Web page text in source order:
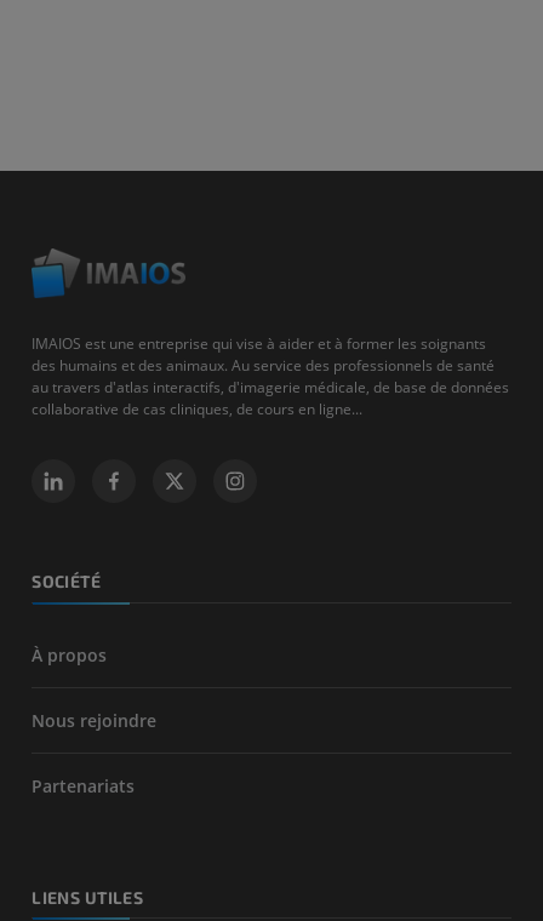
IMAIOS est une entreprise qui vise à aider et à former les soignants
des humains et des animaux. Au service des professionnels de santé
au travers d'atlas interactifs, d'imagerie médicale, de base de données
collaborative de cas cliniques, de cours en ligne...
SOCIÉTÉ
À propos
Nous rejoindre
Partenariats
LIENS UTILES